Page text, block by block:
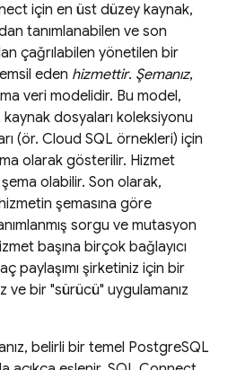
için en üst düzey kaynak,
tanımlanabilen ve son
çağrılabilen yönetilen bir
eden hizmettir. Şemanız,
veri modelidir. Bu model,
dosyaları koleksiyonu
(ör. Cloud SQL örnekleri) için
olarak gösterilir. Hizmet
olabilir. Son olarak,
şemasına göre
sorgu ve mutasyon
başına birçok bağlayıcı
paylaşımı şirketiniz için bir
ve bir "sürücü" uygulamanız
belirli bir temel PostgreSQL